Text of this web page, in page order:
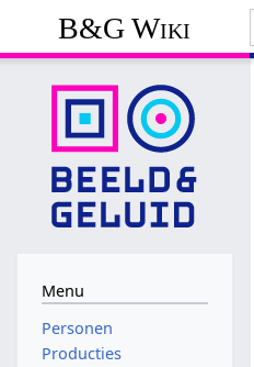
B&G Wiki
Menu
Personen
Producties